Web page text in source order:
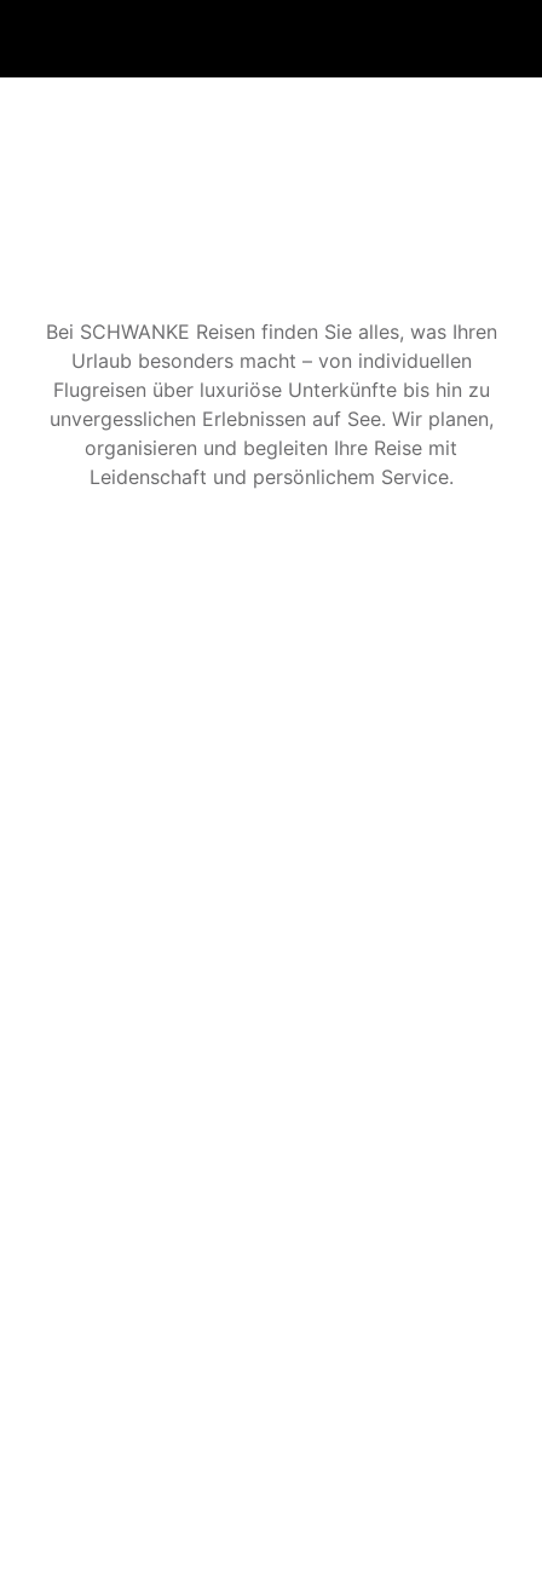
Bei SCHWANKE Reisen finden Sie alles, was Ihren
Urlaub besonders macht – von individuellen
Flugreisen über luxuriöse Unterkünfte bis hin zu
unvergesslichen Erlebnissen auf See. Wir planen,
organisieren und begleiten Ihre Reise mit
Leidenschaft und persönlichem Service.